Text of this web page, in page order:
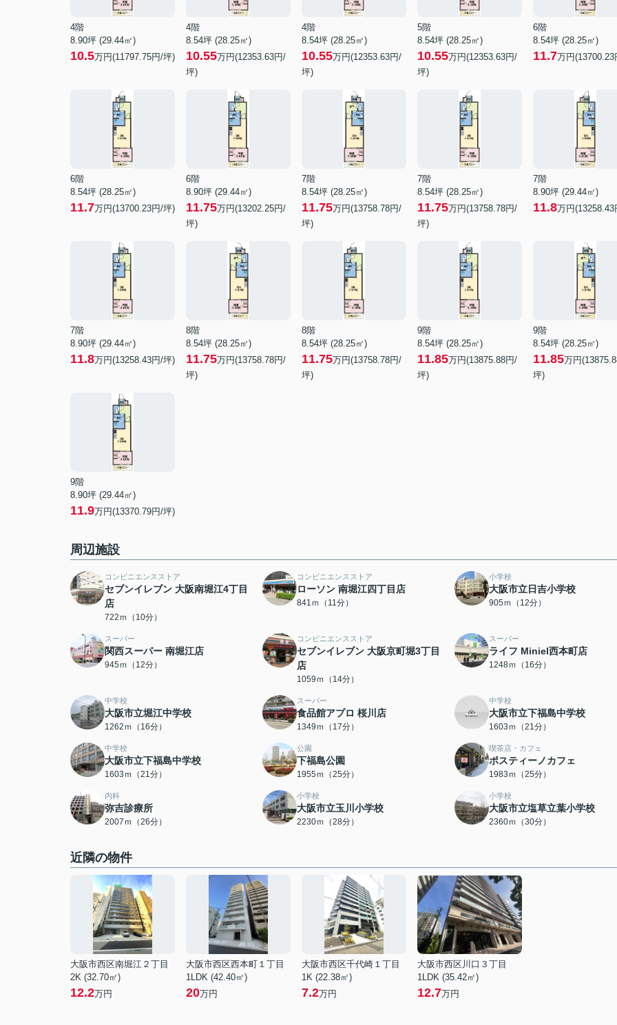
4階
8.90坪 (29.44㎡)
10.5万円(11797.75円/坪)
4階
8.54坪 (28.25㎡)
10.55万円(12353.63円/
坪)
4階
8.54坪 (28.25㎡)
10.55万円(12353.63円/
坪)
5階
8.54坪 (28.25㎡)
10.55万円(12353.63円/
坪)
6階
8.54坪 (28.25㎡)
11.7万円(13700.23
6階
8.54坪 (28.25㎡)
11.7万円(13700.23円/坪)
6階
8.90坪 (29.44㎡)
11.75万円(13202.25円/
坪)
7階
8.54坪 (28.25㎡)
11.75万円(13758.78円/
坪)
7階
8.54坪 (28.25㎡)
11.75万円(13758.78円/
坪)
7階
8.90坪 (29.44㎡)
11.8万円(13258.43
7階
8.90坪 (29.44㎡)
11.8万円(13258.43円/坪)
8階
8.54坪 (28.25㎡)
11.75万円(13758.78円/
坪)
8階
8.54坪 (28.25㎡)
11.75万円(13758.78円/
坪)
9階
8.54坪 (28.25㎡)
11.85万円(13875.88円/
坪)
9階
8.54坪 (28.25㎡)
11.85万円
坪)
9階
8.90坪 (29.44㎡)
11.9万円(13370.79円/坪)
周辺施設
コンビニエンスストア
セブンイレブン 大阪南堀江4丁目
店
722ｍ（10分）
コンビニエンスストア
ローソン 南堀江四丁目店
841ｍ（11分）
小学校
大阪市立日吉小学校
905ｍ（12分）
スーパー
関西スーパー 南堀江店
945ｍ（12分）
コンビニエンスストア
セブンイレブン 大阪京町堀3丁目
店
1059ｍ（14分）
スーパー
ライフ Miniel西本町店
1248ｍ（16分）
中学校
大阪市立堀江中学校
1262ｍ（16分）
スーパー
食品館アプロ 桜川店
1349ｍ（17分）
中学校
大阪市立下福島中学校
1603ｍ（21分）
中学校
大阪市立下福島中学校
1603ｍ（21分）
公園
下福島公園
1955ｍ（25分）
喫茶店・カフェ
ポスティーノカフェ
1983ｍ（25分）
内科
弥吉診療所
2007ｍ（26分）
小学校
大阪市立玉川小学校
2230ｍ（28分）
小学校
大阪市立塩草立葉小学校
2360ｍ（30分）
近隣の物件
大阪市西区南堀江２丁目
2K (32.70㎡)
12.2万円
大阪市西区西本町１丁目
1LDK (42.40㎡)
20万円
大阪市西区千代崎１丁目
1K (22.38㎡)
7.2万円
大阪市西区川口３丁目
1LDK (35.42㎡)
12.7万円